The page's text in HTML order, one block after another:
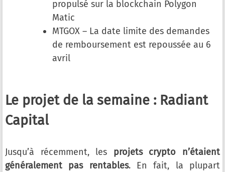
propulsé sur la blockchain Polygon
Matic
MTGOX – La date limite des demandes
de remboursement est repoussée au 6
avril
Le projet de la semaine : Radiant
Capital
Jusqu’à récemment, les projets crypto n’étaient
généralement pas rentables. En fait, la plupart